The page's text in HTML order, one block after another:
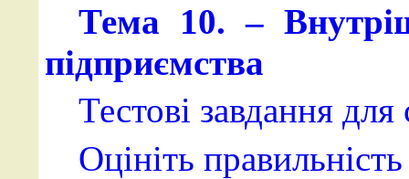
Тема 10. –
підприємства
Тестові завдання
Оцініть